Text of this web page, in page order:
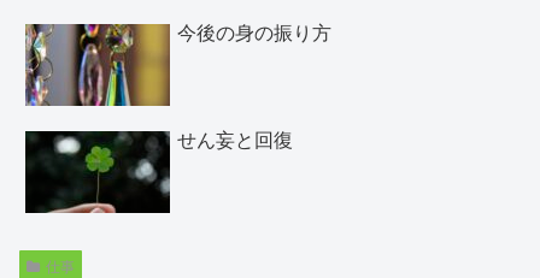
今後の身の振り方
せん妄と回復
仕事